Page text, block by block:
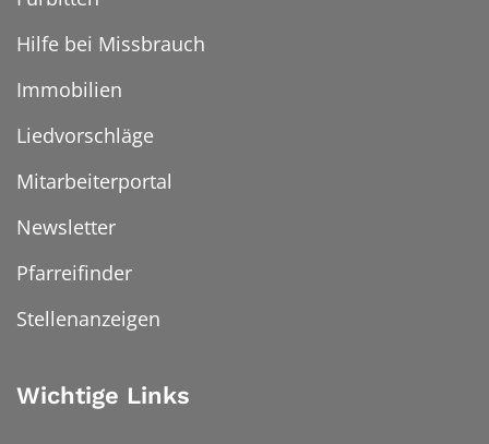
Hilfe bei Missbrauch
Immobilien
Liedvorschläge
Mitarbeiterportal
Newsletter
Pfarreifinder
Stellenanzeigen
Wichtige Links